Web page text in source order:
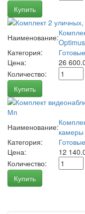
Купить
Наименование:Optimus
Категория:
Цена:
26
Количество:
Купить
Наименование:
Категория:
Цена:
12
Количество:
Купить